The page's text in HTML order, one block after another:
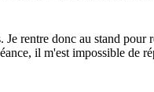
rentre donc au stand pour
il m'est impossible de